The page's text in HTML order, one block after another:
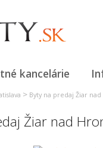
kancelárie
> Byty na predaj Žiar
Žiar nad